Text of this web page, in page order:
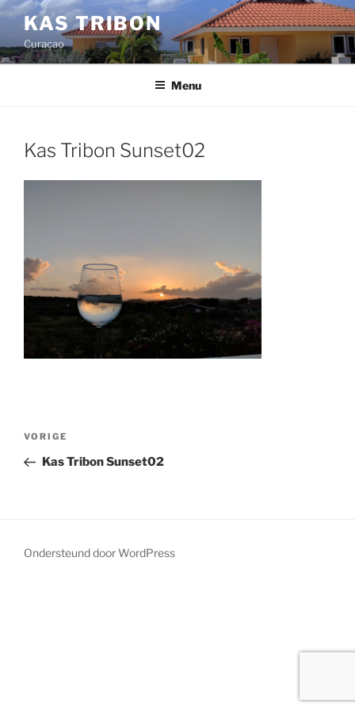
Ga
de
inhoud
KAS TRIBON
Curaçao
Menu
Kas Tribon Sunset02
Bericht
Vorig
bericht
VORIGE
Kas Tribon Sunset02
Ondersteund door WordPress